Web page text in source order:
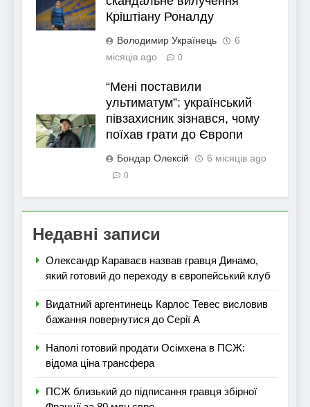
Кріштіану Роналду
Володимир Українець
6
місяців ago
0
“Мені поставили
ультиматум”: український
півзахисник зізнався, чому
поїхав грати до Європи
Бондар Олексій 6 місяців ago
0
Недавні записи
Олександр Караваєв назвав гравця Динамо,
який готовий до переходу в європейський клуб
Видатний аргентинець Карлос Тевес висловив
бажання повернутися до Серії А
Наполі готовий продати Осімхена в ПСЖ:
відома ціна трансфера
ПСЖ близький до підписання гравця збірної